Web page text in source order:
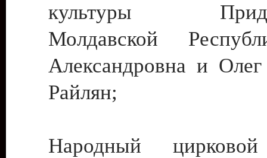
культуры
Молдавской
Александровна и
Райлян;
Народный цирковой